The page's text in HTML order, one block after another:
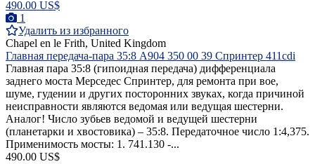
490.00 US$
1
Удалить из избранного
Chapel en le Frith, United Kingdom
Главная передача-пара 35:8 A904 350 00 39 Спринтер 411cdi
Главная пара 35:8 (гипоидная передача) дифференциала
заднего моста Mерседес Спринтер, для ремонта при вое,
шуме, гудении и других посторонних звуках, когда причиной
неисправности являются ведомая или ведущая шестерни.
Аналог! Число зубьев ведомой и ведущей шестерни
(планетарки и хвостовика) – 35:8. Передаточное число 1:4,375.
Применимость мосты: 1. 741.130 -...
490.00 US$